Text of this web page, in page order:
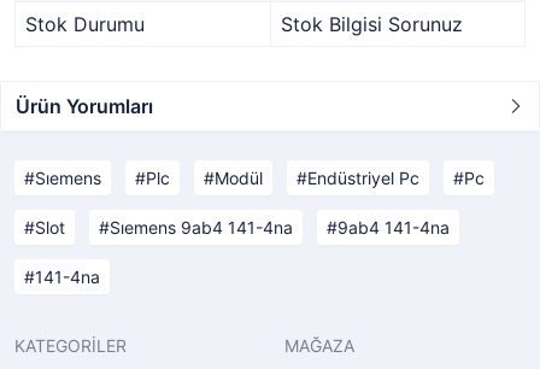
Stok Durumu
Stok Bilgisi Sorunuz
Ürün Yorumları
Sıemens Plc Modül Endüstriyel Pc Pc
Slot Sıemens 9ab4 141-4na 9ab4 141-4na
141-4na
KATEGORİLER MAĞAZA